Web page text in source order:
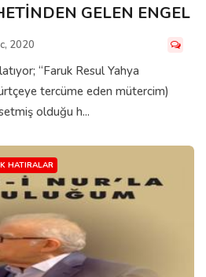
GELEN ENGEL
2020
“Faruk Resul Yahya
tercüme eden mütercim)
olduğu h...
HATIRALAR